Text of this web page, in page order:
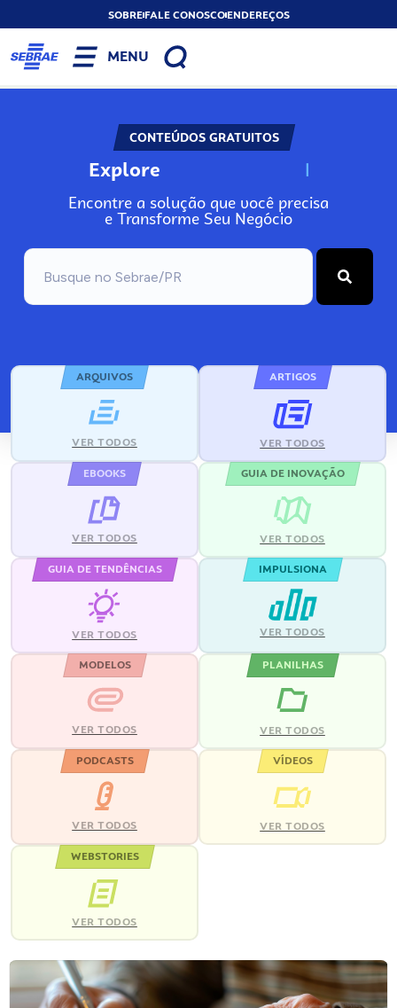
SOBREFALE CONOSCOENDEREÇOS
MENU
CONTEÚDOS GRATUITOS
Explore N
Encontre a solução que você precisa
e Transforme Seu Negócio
ARQUIVOS
VER TODOS
ARTIGOS
VER TODOS
EBOOKS
VER TODOS
GUIA DE INOVAÇÃO
VER TODOS
GUIA DE TENDÊNCIAS
VER TODOS
IMPULSIONA
VER TODOS
MODELOS
VER TODOS
PLANILHAS
VER TODOS
PODCASTS
VER TODOS
VÍDEOS
VER TODOS
WEBSTORIES
VER TODOS